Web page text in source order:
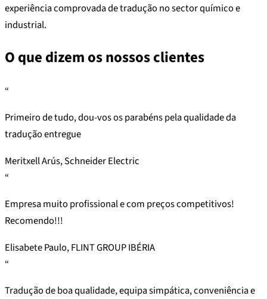
experiência comprovada de tradução no sector químico e
industrial.
O que dizem os nossos clientes
“
Primeiro de tudo, dou-vos os parabéns pela qualidade da
tradução entregue
Meritxell Arús, Schneider Electric
“
Empresa muito profissional e com preços competitivos!
Recomendo!!!
Elisabete Paulo, FLINT GROUP IBÉRIA
“
Tradução de boa qualidade, equipa simpática, conveniência e